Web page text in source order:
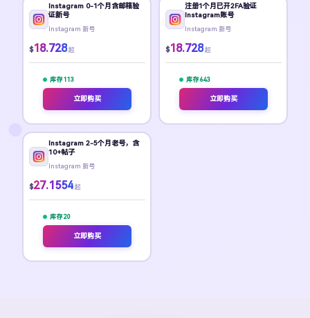
Instagram 0-1个月含邮箱验
证新号
Instagram 新号
$18.728 起
库存 113
立即购买
注册1个月已开2FA验证
Instagram账号
Instagram 新号
$18.728 起
库存 643
立即购买
Instagram 2-5个月老号，含
10+帖子
Instagram 新号
$27.1554 起
库存 20
立即购买